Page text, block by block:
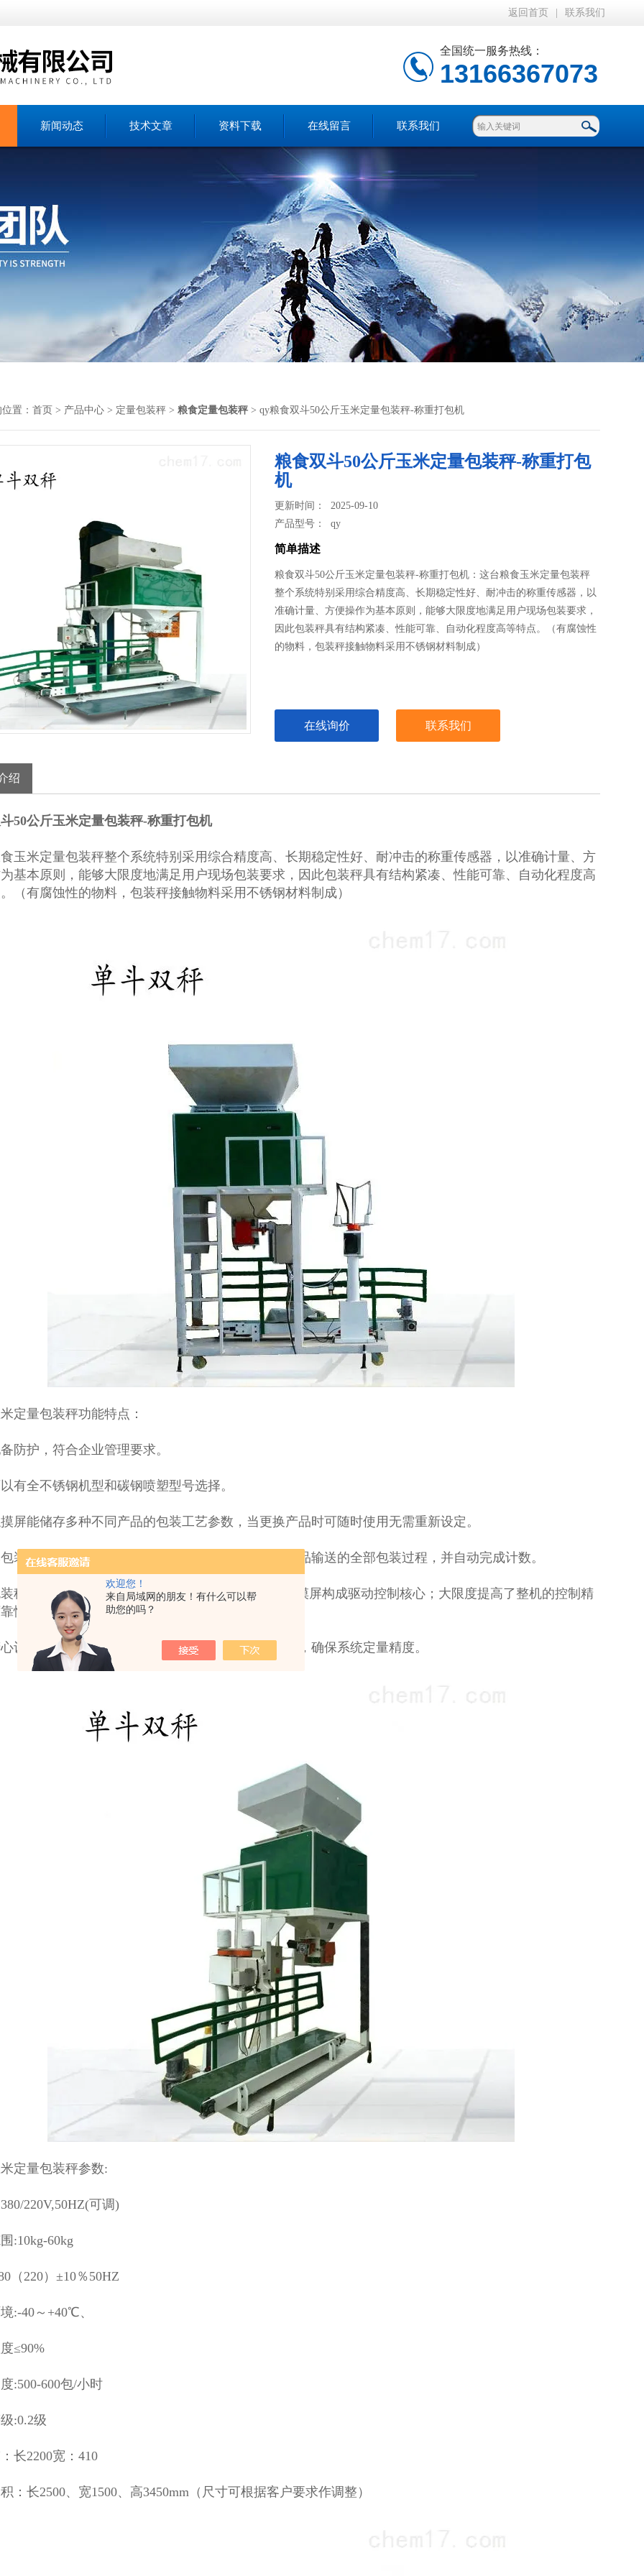
欢迎您！
来自局域网的朋友！有什么可以帮
助您的吗？
返回首页 联系我们
全国统一服务热线：
13166367073
新闻动态 技术文章 资料下载 在线留言 联系我们
置： 首页 > 产品中心 > 定量包装秤 > 粮食定量包装秤 > qy粮食双斗50公斤玉米定量包装秤-称重打包机
粮食双斗50公斤玉米定量包装秤-称重打包
机
更新时间： 2025-09-10
产品型号：qy
简单描述
粮食双斗50公斤玉米定量包装秤-称重打包机：这台粮食玉米定量包装秤​
整个系统特别采用综合精度高、长期稳定性好、耐冲击的称重传感器，以
准确计量、方便操作为基本原则，能够大限度地满足用户现场包装要求，
因此包装秤具有结构紧凑、性能可靠、自动化程度高等特点。（有腐蚀性
的物料，包装秤接触物料采用不锈钢材料制成）
在线询价 联系我们
绍
50公斤玉米定量包装秤-称重打包机
玉米定量包装秤整个系统特别采用综合精度高、长期稳定性好、耐冲击的称重传感器，以准确计量、方
基本原则，能够大限度地满足用户现场包装要求，因此包装秤具有结构紧凑、性能可靠、自动化程度高
（有腐蚀性的物料，包装秤接触物料采用不锈钢材料制成）
定量包装秤功能特点：
护，符合企业管理要求。
全不锈钢机型和碳钢喷塑型号选择。
能储存多种不同产品的包装工艺参数，当更换产品时可随时使用无需重新设定。
秤与计量配置可自动完成计量、送料、充填、成品输送的全部包装过程，并自动完成计数。
采用PLC伺服系统、电动控制系统、超大显示触摸屏构成驱动控制核心；大限度提高了整机的控制精
性和智能化程度。
计的给料机构供选择，保证特殊物料的给料均匀，确保系统定量精度。
定量包装秤参数:
220V,50HZ(可调)
:10kg-60kg
（220）±10％50HZ
:-40～+40℃、
≤90%
:500-600包/小时
:0.2级
长2200宽：410
：长2500、宽1500、高3450mm（尺寸可根据客户要求作调整）